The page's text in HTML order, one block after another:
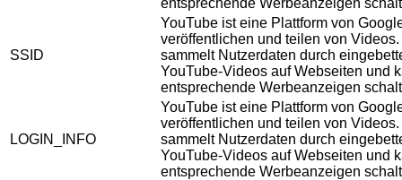
SSID
YouTube ist eine Plattform von
veröffentlichen und teilen von
sammelt Nutzerdaten durch
YouTube-Videos auf Webseiten und
entsprechende Werbeanzeigen
LOGIN_INFO
YouTube ist eine Plattform von
veröffentlichen und teilen von
sammelt Nutzerdaten durch
YouTube-Videos auf Webseiten und
entsprechende Werbeanzeigen